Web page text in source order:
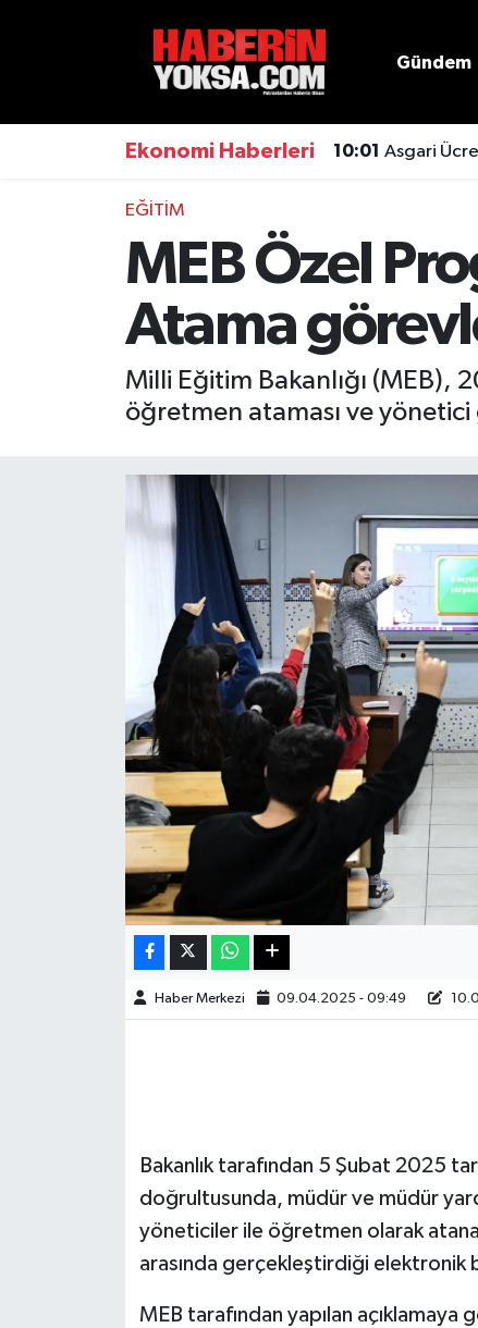
Gündem
Ekonomi Haberleri 10:01 Asgari
EĞITIM
MEB Özel
Atama
Milli Eğitim Bakanlığı (MEB),
öğretmen ataması ve
Haber Merkezi 09.04.2025 - 09:49
Bakanlık tarafından 5 Şubat 2025
doğrultusunda, müdür ve müdür
yöneticiler ile öğretmen olarak
arasında gerçekleştirdiği elektronik
MEB tarafından yapılan
Magazin
Otomobil
Hava Durumu
Tüm Manşetler
Son Dakika Haberleri